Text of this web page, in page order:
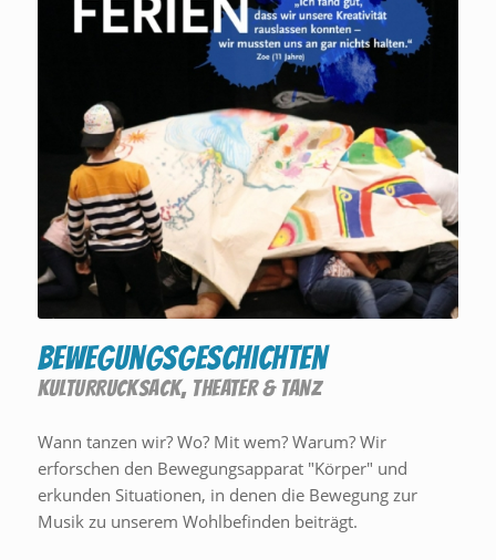
Bewegungsgeschichten
KULTURRUCKSACK, THEATER & TANZ
Wann tanzen wir? Wo? Mit wem? Warum? Wir
erforschen den Bewegungsapparat "Körper" und
erkunden Situationen, in denen die Bewegung zur
Musik zu unserem Wohlbefinden beiträgt.